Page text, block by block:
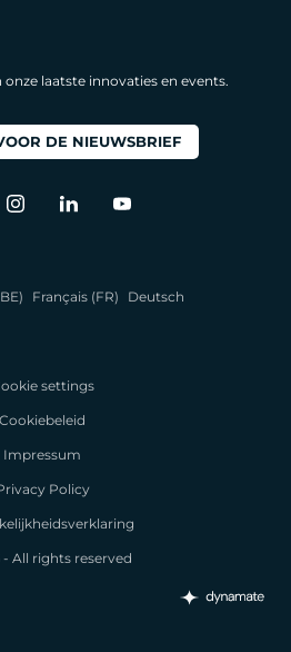
laatste innovaties en events.
DE NIEUWSBRIEF
Français (FR)
Deutsch
settings
Cookiebeleid
Impressum
Policy
All rights reserved